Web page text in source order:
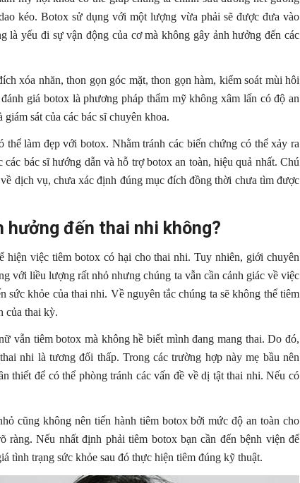
kéo. Botox sử dụng với một lượng vừa phải sẽ được đưa vào
là yếu đi sự vận động của cơ mà không gây ảnh hưởng đến các
xóa nhăn, thon gọn góc mặt, thon gọn hàm, kiểm soát mùi hôi
giá botox là phương pháp thẩm mỹ không xâm lấn có độ an
sát của các bác sĩ chuyên khoa.
làm đẹp với botox. Nhằm tránh các biến chứng có thể xảy ra
bác sĩ hướng dẫn và hỗ trợ botox an toàn, hiệu quả nhất. Chú
dịch vụ, chưa xác định đúng mục đích đồng thời chưa tìm được
hưởng đến thai nhi không?
hiện việc tiêm botox có hại cho thai nhi. Tuy nhiên, giới chuyên
với liều lượng rất nhỏ nhưng chúng ta vẫn cần cảnh giác về việc
sức khỏe của thai nhi. Về nguyên tắc chúng ta sẽ không thể tiêm
của thai kỳ.
vẫn tiêm botox mà không hề biết mình đang mang thai. Do đó,
nhi là tương đối thấp. Trong các trường hợp này mẹ bầu nên
thiết để có thể phòng tránh các vấn đề về dị tật thai nhi. Nếu có
cũng không nên tiến hành tiêm botox bởi mức độ an toàn cho
Nếu nhất định phải tiêm botox bạn cần đến bệnh viện để
tình trạng sức khỏe sau đó thực hiện tiêm đúng kỹ thuật.